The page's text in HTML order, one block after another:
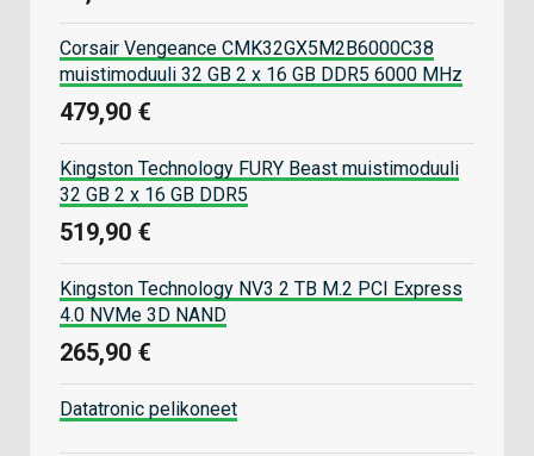
Corsair Vengeance CMK32GX5M2B6000C38
muistimoduuli 32 GB 2 x 16 GB DDR5 6000 MHz
479,90 €
Kingston Technology FURY Beast muistimoduuli
32 GB 2 x 16 GB DDR5
519,90 €
Kingston Technology NV3 2 TB M.2 PCI Express
4.0 NVMe 3D NAND
265,90 €
Datatronic pelikoneet